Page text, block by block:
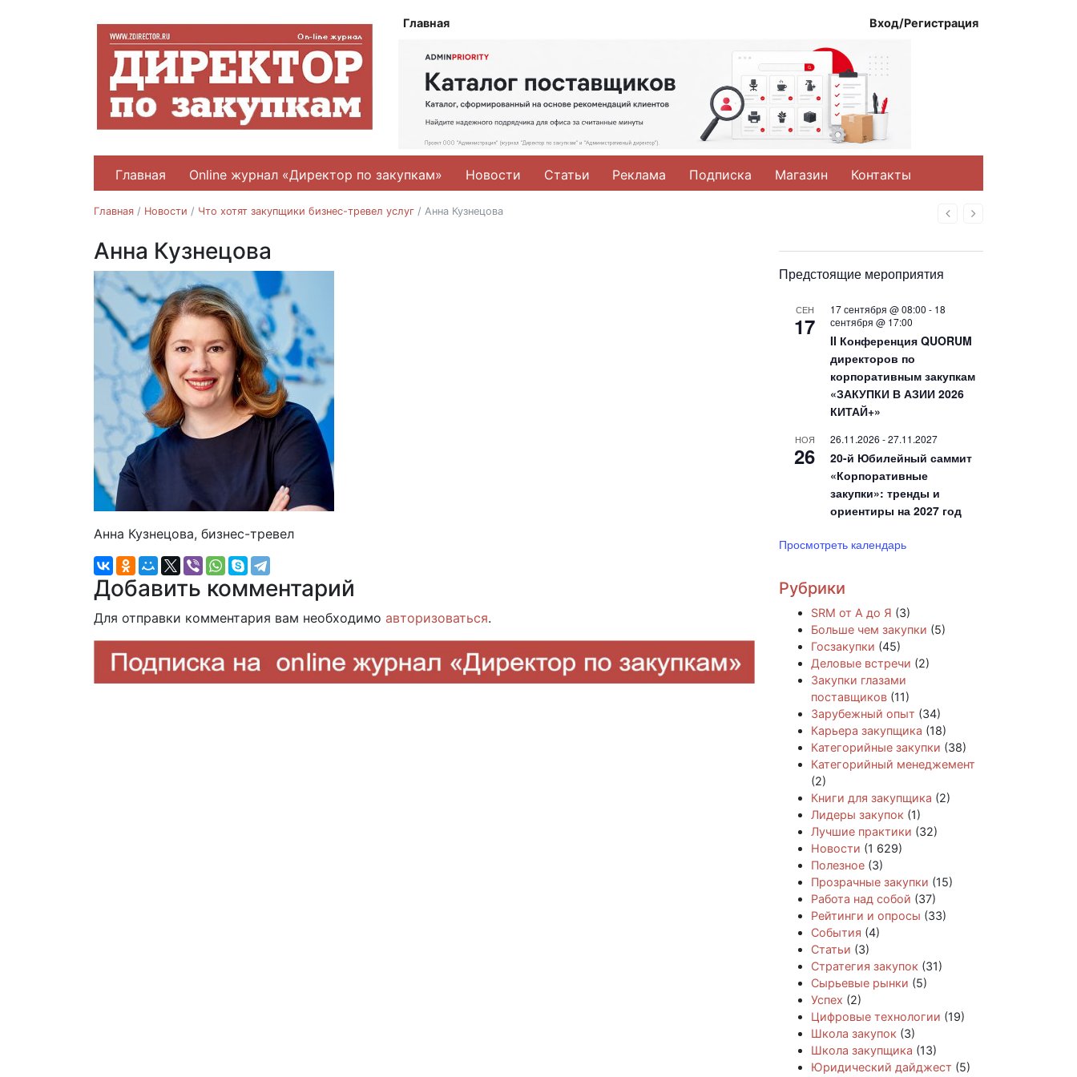
Главная Вход/Регистрация
Главная Online журнал «Директор по закупкам» Новости Статьи Реклама Подписка Магазин Контакты
НазадВперед
Главная / Новости / Что хотят закупщики бизнес-тревел услуг / Анна Кузнецова
Анна Кузнецова
Анна Кузнецова, бизнес-тревел
Добавить комментарий
Для отправки комментария вам необходимо авторизоваться.
Предстоящие мероприятия
СЕН
17
17 сентября @ 08:00 - 18
сентября @ 17:00
II Конференция QUORUM
директоров по
корпоративным закупкам
«ЗАКУПКИ В АЗИИ 2026
КИТАЙ+»
НОЯ
26
26.11.2026 -27.11.2027
20-й Юбилейный саммит
«Корпоративные
закупки»: тренды и
ориентиры на 2027 год
Просмотреть календарь
Рубрики
SRM от А до Я (3)
Больше чем закупки (5)
Госзакупки (45)
Деловые встречи (2)
Закупки глазами
поставщиков (11)
Зарубежный опыт (34)
Карьера закупщика (18)
Категорийные закупки (38)
Категорийный менеджемент
(2)
Книги для закупщика (2)
Лидеры закупок (1)
Лучшие практики (32)
Новости (1 629)
Полезное (3)
Прозрачные закупки (15)
Работа над собой (37)
Рейтинги и опросы (33)
События (4)
Статьи (3)
Стратегия закупок (31)
Сырьевые рынки (5)
Успех (2)
Цифровые технологии (19)
Школа закупок (3)
Школа закупщика (13)
Юридический дайджест (5)